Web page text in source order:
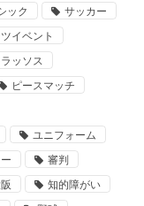
ック
サッカー
イベント
ラッソス
ピースマッチ
ユニフォーム
審判
知的障がい